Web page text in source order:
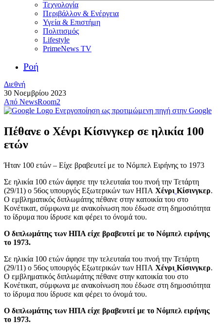
Τεχνολογία
Περιβάλλον & Ενέργεια
Υγεία & Επιστήμη
Πολιτισμός
Lifestyle
PrimeNews TV
Ροή
Διεθνή
30 Νοεμβρίου 2023
Από NewsRoom2
Ενεργοποίηση ως προτιμώμενη πηγή στην Google
Πέθανε ο Χένρι Κίσινγκερ σε ηλικία 100
ετών
Ήταν 100 ετών – Είχε βραβευτεί με το Νόμπελ Eιρήνης το 1973
Σε ηλικία 100 ετών άφησε την τελευταία του πνοή την Τετάρτη
(29/11) ο 56ος υπουργός Εξωτερικών των ΗΠΑ Χένρι Κίσινγκερ.
Ο εμβληματικός διπλωμάτης πέθανε στην κατοικία του στο
Κονέτικατ, σύμφωνα με ανακοίνωση που έδωσε στη δημοσιότητα
το ίδρυμα που ίδρυσε και φέρει το όνομά του.
Ο διπλωμάτης των ΗΠΑ είχε βραβευτεί με το Νόμπελ ειρήνης
το 1973.
Σε ηλικία 100 ετών άφησε την τελευταία του πνοή την Τετάρτη
(29/11) ο 56ος υπουργός Εξωτερικών των ΗΠΑ Χένρι Κίσινγκερ.
Ο εμβληματικός διπλωμάτης πέθανε στην κατοικία του στο
Κονέτικατ, σύμφωνα με ανακοίνωση που έδωσε στη δημοσιότητα
το ίδρυμα που ίδρυσε και φέρει το όνομά του.
Ο διπλωμάτης των ΗΠΑ είχε βραβευτεί με το Νόμπελ ειρήνης
το 1973.